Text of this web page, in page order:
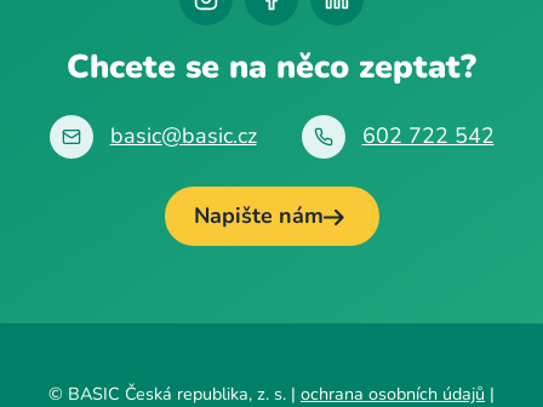
Chcete se na něco zeptat?
basic@basic.cz 602 722 542
Napište nám
© BASIC Česká republika, z. s. | ochrana osobních údajů |